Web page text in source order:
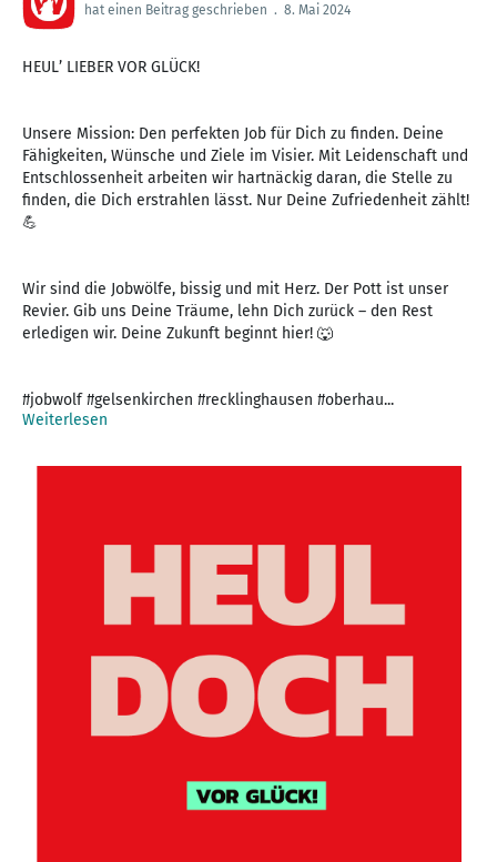
hat einen Beitrag geschrieben . 8. Mai 2024
HEUL’ LIEBER VOR GLÜCK!
Unsere Mission: Den perfekten Job für Dich zu finden. Deine
Fähigkeiten, Wünsche und Ziele im Visier. Mit Leidenschaft und
Entschlossenheit arbeiten wir hartnäckig daran, die Stelle zu
finden, die Dich erstrahlen lässt. Nur Deine Zufriedenheit zählt!
💪
Wir sind die Jobwölfe, bissig und mit Herz. Der Pott ist unser
Revier. Gib uns Deine Träume, lehn Dich zurück – den Rest
erledigen wir. Deine Zukunft beginnt hier! 🐺
#jobwolf #gelsenkirchen #recklinghausen #oberhau...
Weiterlesen